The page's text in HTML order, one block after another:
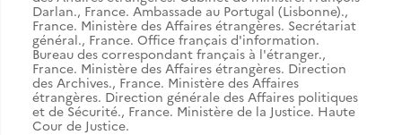
Darlan., France. Ambassade au Portugal (Lisbonne).,
France. Ministère des Affaires étrangères. Secrétariat
général., France. Office français d'information.
Bureau des correspondant français à l'étranger.,
France. Ministère des Affaires étrangères. Direction
des Archives., France. Ministère des Affaires
étrangères. Direction générale des Affaires politiques
et de Sécurité., France. Ministère de la Justice. Haute
Cour de Justice.